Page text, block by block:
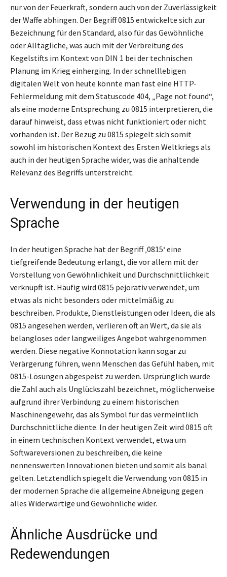
nur von der Feuerkraft, sondern auch von der Zuverlässigkeit
der Waffe abhingen. Der Begriff 0815 entwickelte sich zur
Bezeichnung für den Standard, also für das Gewöhnliche
oder Alltägliche, was auch mit der Verbreitung des
Kegelstifts im Kontext von DIN 1 bei der technischen
Planung im Krieg einherging. In der schnelllebigen
digitalen Welt von heute könnte man fast eine HTTP-
Fehlermeldung mit dem Statuscode 404, „Page not found“,
als eine moderne Entsprechung zu 0815 interpretieren, die
darauf hinweist, dass etwas nicht funktioniert oder nicht
vorhanden ist. Der Bezug zu 0815 spiegelt sich somit
sowohl im historischen Kontext des Ersten Weltkriegs als
auch in der heutigen Sprache wider, was die anhaltende
Relevanz des Begriffs unterstreicht.
Verwendung in der heutigen
Sprache
In der heutigen Sprache hat der Begriff ‚0815‘ eine
tiefgreifende Bedeutung erlangt, die vor allem mit der
Vorstellung von Gewöhnlichkeit und Durchschnittlichkeit
verknüpft ist. Häufig wird 0815 pejorativ verwendet, um
etwas als nicht besonders oder mittelmäßig zu
beschreiben. Produkte, Dienstleistungen oder Ideen, die als
0815 angesehen werden, verlieren oft an Wert, da sie als
belangloses oder langweiliges Angebot wahrgenommen
werden. Diese negative Konnotation kann sogar zu
Verärgerung führen, wenn Menschen das Gefühl haben, mit
0815-Lösungen abgespeist zu werden. Ursprünglich wurde
die Zahl auch als Unglückszahl bezeichnet, möglicherweise
aufgrund ihrer Verbindung zu einem historischen
Maschinengewehr, das als Symbol für das vermeintlich
Durchschnittliche diente. In der heutigen Zeit wird 0815 oft
in einem technischen Kontext verwendet, etwa um
Softwareversionen zu beschreiben, die keine
nennenswerten Innovationen bieten und somit als banal
gelten. Letztendlich spiegelt die Verwendung von 0815 in
der modernen Sprache die allgemeine Abneigung gegen
alles Widerwärtige und Gewöhnliche wider.
Ähnliche Ausdrücke und
Redewendungen